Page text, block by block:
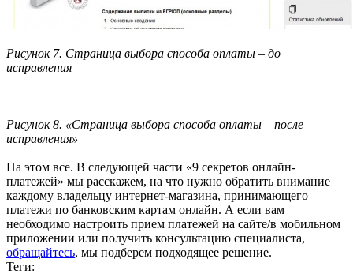
Рисунок 7. Страница выбора способа оплаты – до
исправления
Рисунок 8. «Страница выбора способа оплаты – после
исправления»
На этом все. В следующей части «9 секретов онлайн-
платежей» мы расскажем, на что нужно обратить внимание
каждому владельцу интернет-магазина, принимающего
платежи по банковским картам онлайн. А если вам
необходимо настроить прием платежей на сайте/в мобильном
приложении или получить консультацию специалиста,
обращайтесь, мы подберем подходящее решение.
Теги: